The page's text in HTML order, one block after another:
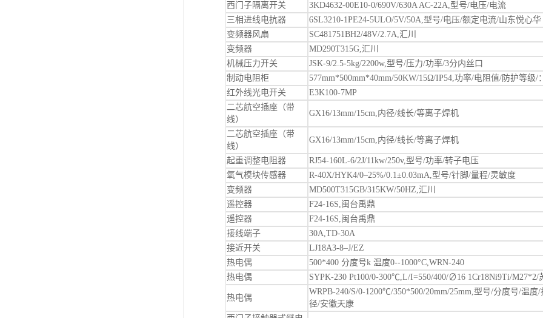
西门子隔离开关
3KD4632-00E10-0/690V/630A AC-22A,型号/电压/电流
三相进线电抗器
6SL3210-1PE24-5ULO/5V/50A,型号/电压/额定电流/山东悦心华
变频器风扇
SC481751BH2/48V/2.7A,汇川
变频器
MD290T315G,汇川
机械压力开关
JSK-9/2.5-5kg/2200w,型号/压力/功率/3分内丝口
制动电阻柜
577mm*500mm*40mm/50KW/15Ω/IP54,功率/电阻值/防护等级/
红外线光电开关
E3K100-7MP
二芯航空插座（带
线）
GX16/13mm/15cm,内径/线长/等离子焊机
二芯航空插座（带
线）
GX16/13mm/15cm,内径/线长/等离子焊机
起重调整电阻器 RJ54-160L-6/2J/11kw/250v,型号/功率/转子电压
氧气模块传感器
R‑40X/HYK4/0–25%/0.1±0.03mA,型号/针脚/量程/灵敏度
变频器
MD500T315GB/315KW/50HZ,汇川
遥控器
F24-16S,闽台禹鼎
遥控器
F24-16S,闽台禹鼎
接线端子
30A,TD-30A
接近开关
LJ18A3-8–J/EZ
热电偶
500*400 分度号k 温度0--1000°C,WRN-240
热电偶
SYPK-230 Pt100/0-300℃,L/I=550/400/∅16 1Cr18Ni9Ti/M27*2/
热电偶
WRPB-240/S/0-1200℃/350*500/20mm/25mm,型号/分度号/温度
径/安徽天康